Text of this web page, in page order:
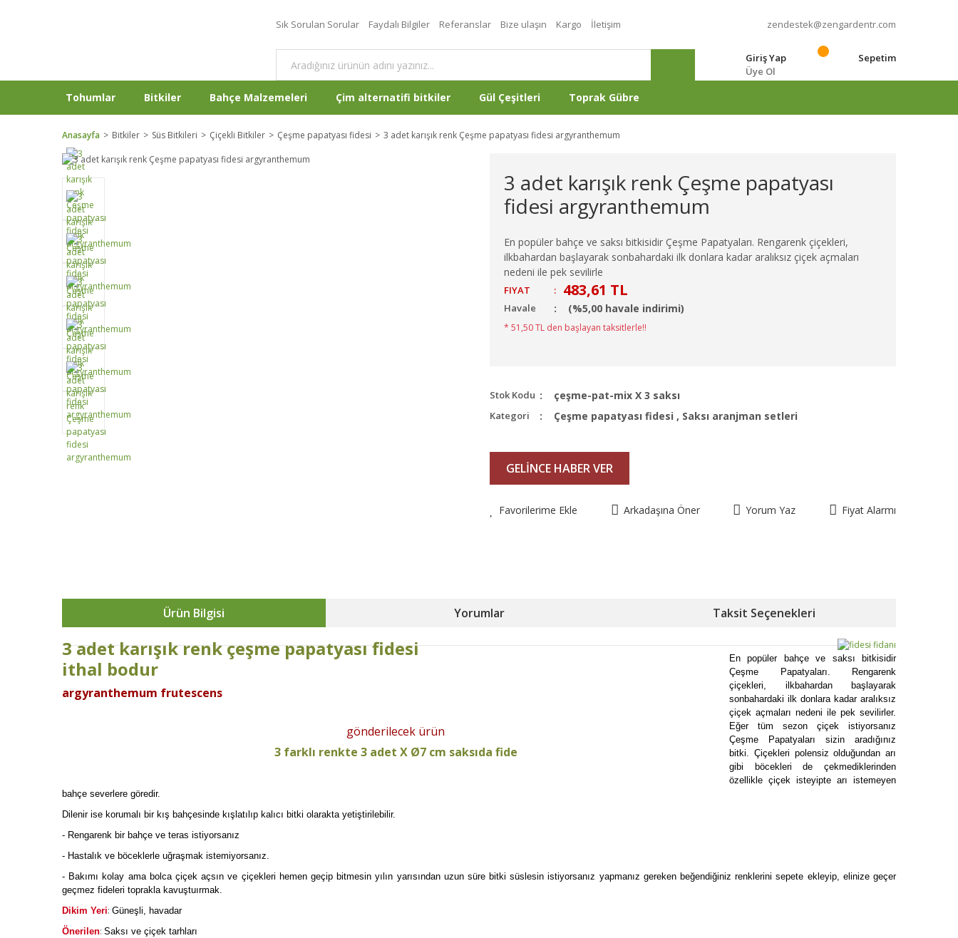
Sık Sorulan Sorular Faydalı Bilgiler Referanslar Bize ulaşın Kargo İletişim zendestek@zengardentr.com
Giriş Yap
Üye Ol
Sepetim
Tohumlar Bitkiler Bahçe Malzemeleri Çim alternatifi bitkiler Gül Çeşitleri Toprak Gübre
Anasayfa Bitkiler Süs Bitkileri Çiçekli Bitkiler Çeşme papatyası fidesi 3 adet karışık renk Çeşme papatyası fidesi argyranthemum
3 adet karışık renk Çeşme papatyası
fidesi argyranthemum
En popüler bahçe ve saksı bitkisidir Çeşme Papatyaları. Rengarenk çiçekleri,
ilkbahardan başlayarak sonbahardaki ilk donlara kadar aralıksız çiçek açmaları
nedeni ile pek sevilirle
FIYAT : 483,61 TL
Havale (%5,00 havale indirimi)
* 51,50 TL den başlayan taksitlerle!!
Stok Kodu çeşme-pat-mix X 3 saksı
Kategori Çeşme papatyası fidesi , Saksı aranjman setleri
GELİNCE HABER VER
Favorilerime Ekle Arkadaşına Öner Yorum Yaz Fiyat Alarmı
Ürün Bilgisi Yorumlar Taksit Seçenekleri
3 adet karışık renk çeşme papatyası fidesi
ithal bodur
argyranthemum frutescens
gönderilecek ürün
3 farklı renkte 3 adet X Ø7 cm saksıda fide
En popüler bahçe ve saksı bitkisidir
Çeşme Papatyaları. Rengarenk
çiçekleri, ilkbahardan başlayarak
sonbahardaki ilk donlara kadar aralıksız
çiçek açmaları nedeni ile pek sevilirler.
Eğer tüm sezon çiçek istiyorsanız
Çeşme Papatyaları sizin aradığınız
bitki. Çiçekleri polensiz olduğundan arı
gibi böcekleri de çekmediklerinden
özellikle çiçek isteyipte arı istemeyen
bahçe severlere göredir.
Dilenir ise korumalı bir kış bahçesinde kışlatılıp kalıcı bitki olarakta yetiştirilebilir.
- Rengarenk bir bahçe ve teras istiyorsanız
- Hastalık ve böceklerle uğraşmak istemiyorsanız.
- Bakımı kolay ama bolca çiçek açsın ve çiçekleri hemen geçip bitmesin yılın yarısından uzun süre bitki süslesin istiyorsanız yapmanız gereken beğendiğiniz renklerini sepete ekleyip, elinize geçer
geçmez fideleri toprakla kavuştuırmak.
Dikim Yeri: Güneşli, havadar
Önerilen: Saksı ve çiçek tarhları